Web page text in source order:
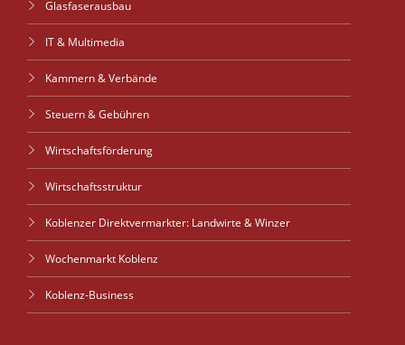
Glasfaserausbau
IT & Multimedia
Kammern & Verbände
Steuern & Gebühren
Wirtschaftsförderung
Wirtschaftsstruktur
Koblenzer Direktvermarkter: Landwirte & Winzer
Wochenmarkt Koblenz
Koblenz-Business